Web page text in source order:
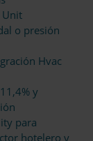
Unit
o presión
Hvac
y
para
hotelero y